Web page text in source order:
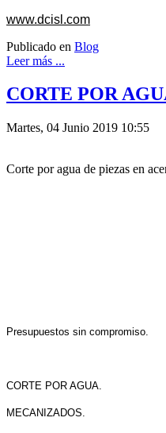
www.dcisl.com
Publicado en Blog
Leer más ...
CORTE POR
Martes, 04 Junio 2019 10:55
Corte por agua de piezas en
Presupuestos sin compromiso.
CORTE POR AGUA.
MECANIZADOS.